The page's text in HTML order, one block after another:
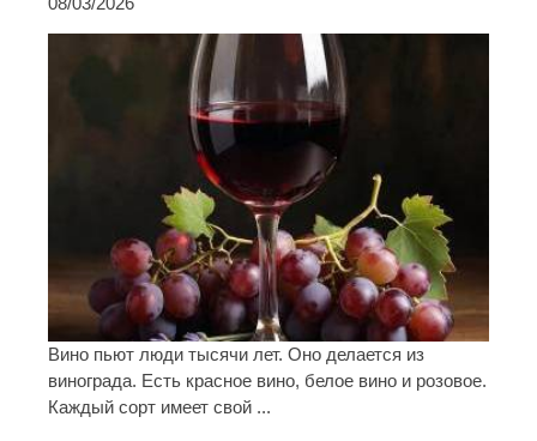
Вино пьют люди тысячи лет. Оно делается из
винограда. Есть красное вино, белое вино и розовое.
Каждый сорт имеет свой ...